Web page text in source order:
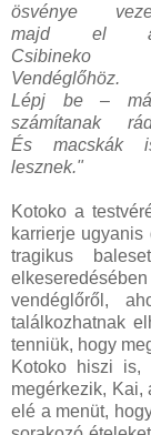
ösvénye
majd el
Csibineko
Vendéglőhöz.
Lépj be –
számítanak
És macskák
lesznek."
Kotoko a
karrierje ugyanis
tragikus
vendéglőről,
találkozhatnak
tenniük, hogy
Kotoko hiszi is,
megérkezik, Kai,
elé a menüt,